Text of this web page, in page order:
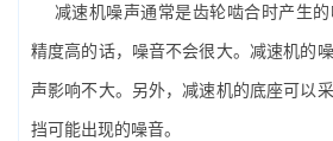
减速机噪声通常是齿轮啮合时产生
精度高的话，噪音不会很大。减速机的
声影响不大。另外，减速机的底座可以
挡可能出现的噪音。